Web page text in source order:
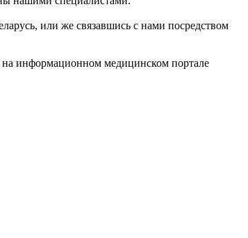
или же связавшись с нами посредством
информационном медицинском портале